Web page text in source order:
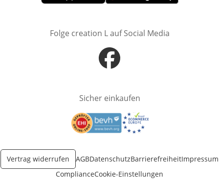
Öffnet in neuem FensterÖffnet in neuem Fenster
Folge creation L auf Social Media
Öffnet in neuem Fenster
Sicher einkaufen
Öffnet in neuem FensterÖffnet in neuem Fenster
Vertrag widerrufen AGBDatenschutzBarrierefreiheitImpressum
ComplianceCookie-Einstellungen